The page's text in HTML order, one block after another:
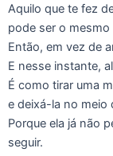
Aquilo que te fez
pode ser o
Então, em vez de
E nesse instante,
É como tirar uma
e deixá-la no meio
Porque ela já não
seguir.